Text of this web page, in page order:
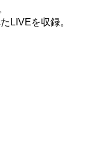
LIVEを収録。